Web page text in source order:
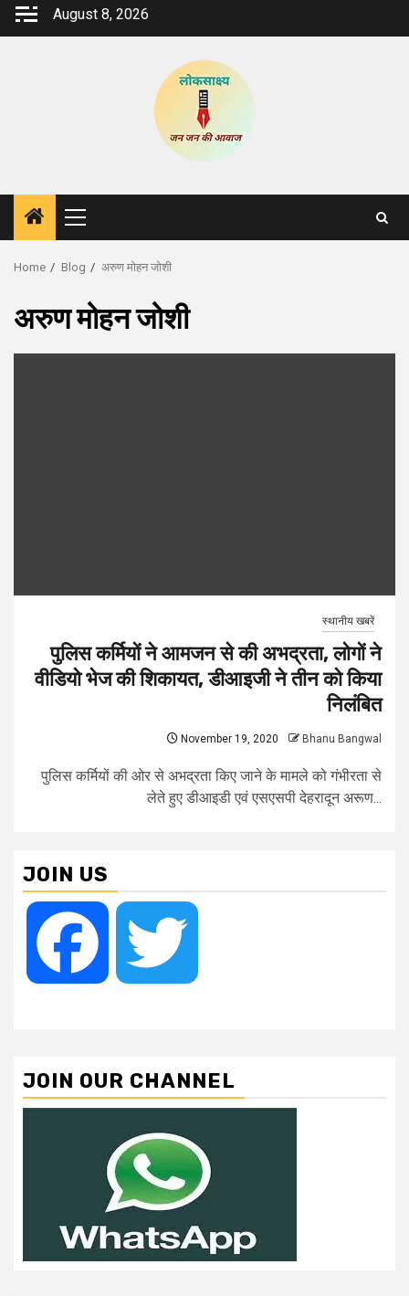
Skip
August 8, 2026
Primary
Menu
Home Blog अरुण मोहन जोशी
अरुण मोहन जोशी
स्थानीय खबरें
पुलिस कर्मियों ने आमजन से की अभद्रता, लोगों ने
वीडियो भेज की शिकायत, डीआइजी ने तीन को किया
निलंबित
November 19, 2020 Bhanu Bangwal
पुलिस कर्मियों की ओर से अभद्रता किए जाने के मामले को गंभीरता से
लेते हुए डीआइडी एवं एसएसपी देहरादून अरूण...
JOIN US
Facebook
JOIN OUR CHANNEL